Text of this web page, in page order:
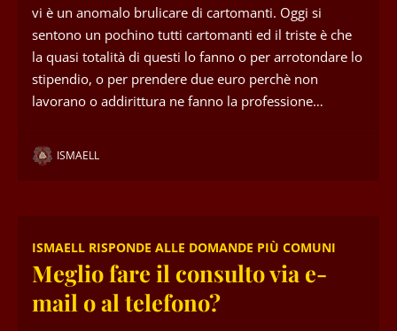
vi è un anomalo brulicare di cartomanti. Oggi si
sentono un pochino tutti cartomanti ed il triste è che
la quasi totalità di questi lo fanno o per arrotondare lo
stipendio, o per prendere due euro perchè non
lavorano o addirittura ne fanno la professione…
ISMAELL
ISMAELL RISPONDE ALLE DOMANDE PIÙ COMUNI
Meglio fare il consulto via e-
mail o al telefono?